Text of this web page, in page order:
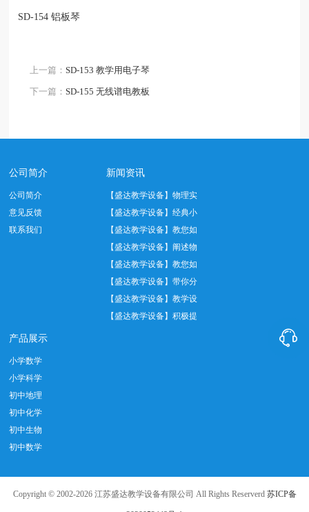
SD-154 铝板琴
上一篇：SD-153 教学用电子琴
下一篇：SD-155 无线谱电教板
公司简介
公司简介
意见反馈
联系我们
新闻资讯
【盛达教学设备】物理实
验中托盘天平正…
【盛达教学设备】经典小
学数学教具——…
【盛达教学设备】教您如
何正确使用温度…
【盛达教学设备】阐述物
理实验室十大管…
【盛达教学设备】教您如
何做好实验室设…
【盛达教学设备】带你分
析教学仪器设备…
【盛达教学设备】教学设
备实际应用中我…
【盛达教学设备】积极提
产品展示
小学数学
小学科学
初中地理
初中化学
初中生物
初中数学
Copyright © 2002-2026 江苏盛达教学设备有限公司 All Rights Reserverd 苏ICP备
